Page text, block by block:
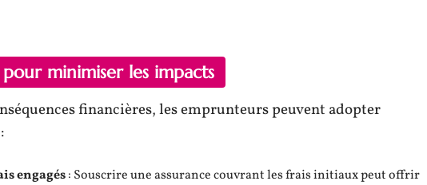
pour minimiser les impacts
financières, les emprunteurs peuvent adopter
engagés: Souscrire une assurance couvrant les frais initiaux peut offrir